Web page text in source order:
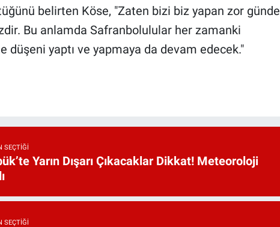
belirten Köse, "Zaten bizi biz yapan zor günde
Bu anlamda Safranbolulular her zamanki
düşeni yaptı ve yapmaya da devam edecek."
SEÇTIĞI
Yarın Dışarı Çıkacaklar Dikkat! Meteoroloji
SEÇTIĞI